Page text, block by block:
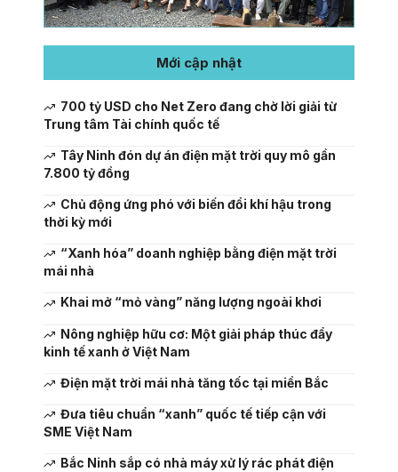
Mới cập nhật
700 tỷ USD cho Net Zero đang chờ lời giải từ
Trung tâm Tài chính quốc tế
Tây Ninh đón dự án điện mặt trời quy mô gần
7.800 tỷ đồng
Chủ động ứng phó với biến đổi khí hậu trong
thời kỳ mới
“Xanh hóa” doanh nghiệp bằng điện mặt trời
mái nhà
Khai mở “mỏ vàng” năng lượng ngoài khơi
Nông nghiệp hữu cơ: Một giải pháp thúc đẩy
kinh tế xanh ở Việt Nam
Điện mặt trời mái nhà tăng tốc tại miền Bắc
Đưa tiêu chuẩn “xanh” quốc tế tiếp cận với
SME Việt Nam
Bắc Ninh sắp có nhà máy xử lý rác phát điện